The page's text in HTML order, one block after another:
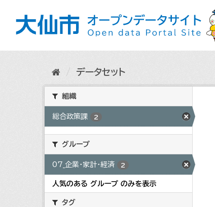
データセット
組織
総合政策課 2
グループ
07_企業・家計・経済 2
人気のある グループ のみを表示
タグ